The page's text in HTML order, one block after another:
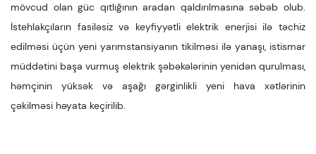
mövcud olan güc qıtlığının aradan qaldırılmasına səbəb olub.
İstehlakçıların fasiləsiz və keyfiyyətli elektrik enerjisi ilə təchiz
edilməsi üçün yeni yarımstansiyanın tikilməsi ilə yanaşı, istismar
müddətini başa vurmuş elektrik şəbəkələrinin yenidən qurulması,
həmçinin yüksək və aşağı gərginlikli yeni hava xətlərinin
çəkilməsi həyata keçirilib.